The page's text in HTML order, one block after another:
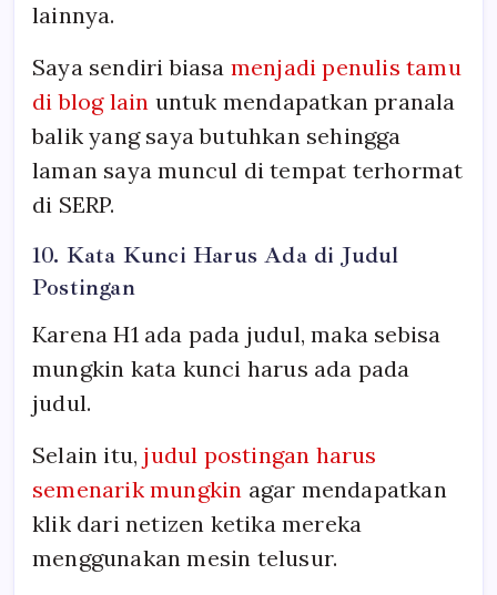
lainnya.
Saya sendiri biasa menjadi penulis tamu
di blog lain untuk mendapatkan pranala
balik yang saya butuhkan sehingga
laman saya muncul di tempat terhormat
di SERP.
10. Kata Kunci Harus Ada di Judul
Postingan
Karena H1 ada pada judul, maka sebisa
mungkin kata kunci harus ada pada
judul.
Selain itu, judul postingan harus
semenarik mungkin agar mendapatkan
klik dari netizen ketika mereka
menggunakan mesin telusur.